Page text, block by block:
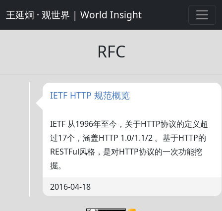
王延炯 · 观世界 | World Insight
RFC
IETF HTTP 规范概览
IETF 从1996年至今，关于HTTP协议的定义超
过17个，涵盖HTTP 1.0/1.1/2 。基于HTTP的
RESTFul风格，是对HTTP协议的一次功能挖
掘。
2016-04-18